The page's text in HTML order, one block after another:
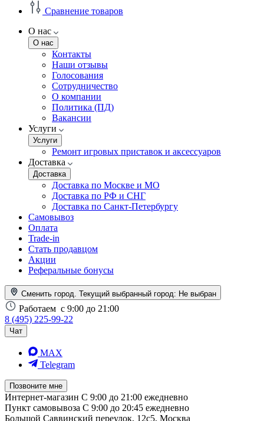
Сравнение товаров
О нас
О нас
Контакты
Наши отзывы
Голосования
Сотрудничество
О компании
Политика (ПД)
Вакансии
Услуги
Услуги
Ремонт игровых приставок и аксессуаров
Доставка
Доставка
Доставка по Москве и МО
Доставка по РФ и СНГ
Доставка по Санкт-Петербургу
Самовывоз
Оплата
Trade-in
Стать продавцом
Акции
Реферальные бонусы
Сменить город. Текущий выбранный город: Не выбран
Работаем с 9:00 до 21:00
8 (495) 225-99-22
Чат
MAX
Telegram
Позвоните мне
Интернет-магазин С 9:00 до 21:00 ежедневно
Пункт самовывоза С 9:00 до 20:45 ежедневно
Большой Саввинский переулок, 12с5, Москва